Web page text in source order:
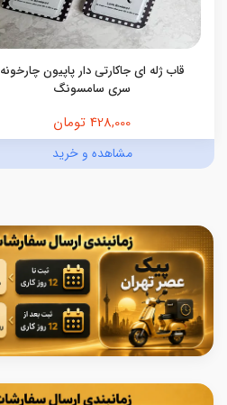
قاب ژله ای جاکارتی دار پاپیون چارخونه
سری سامسونگ
428,000 تومان
مشاهده و خرید